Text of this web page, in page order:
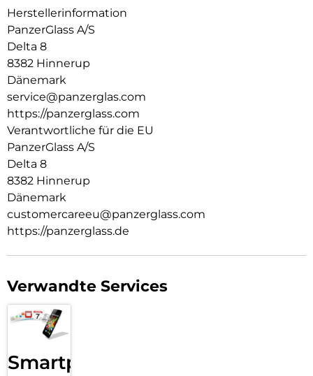
CARE CARE ist eine verspielte und schützende internationale
Tech- und Lifestyle-Marke, die aus den hochwertigsten
Materialien hergestellt und von Mode-, Kunst- und
Musiktrends beeinflusst wird. Wir kümmern uns um
Menschen und die Welt, in der wir leben. Wir legen Wert auf
Nachhaltigkeit und Selbstdarstellung. Wir kümmern uns um
Technik und die Lebensdauer von Technik. Verwandle dein
Handy in ein stilvoll geschütztes Accessoire. Zeig der Welt,
dass du dich um sie sorgst.
Herstellerinformation
PanzerGlass A/S
Delta 8
8382 Hinnerup
Dänemark
service@panzerglas.com
https://panzerglass.com
Verantwortliche für die EU
PanzerGlass A/S
Delta 8
8382 Hinnerup
Dänemark
customercareeu@panzerglass.com
https://panzerglass.de
Verwandte Services
Smartphone